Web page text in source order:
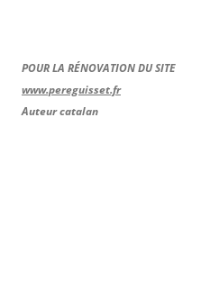
POUR LA RÉNOVATION DU SITE
www.pereguisset.fr
Auteur catalan